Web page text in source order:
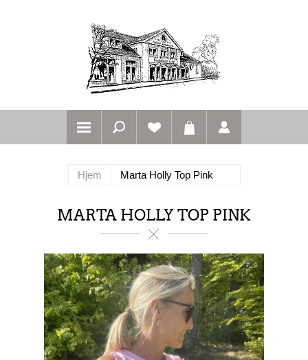
Hjem Marta Holly Top Pink
MARTA HOLLY TOP PINK